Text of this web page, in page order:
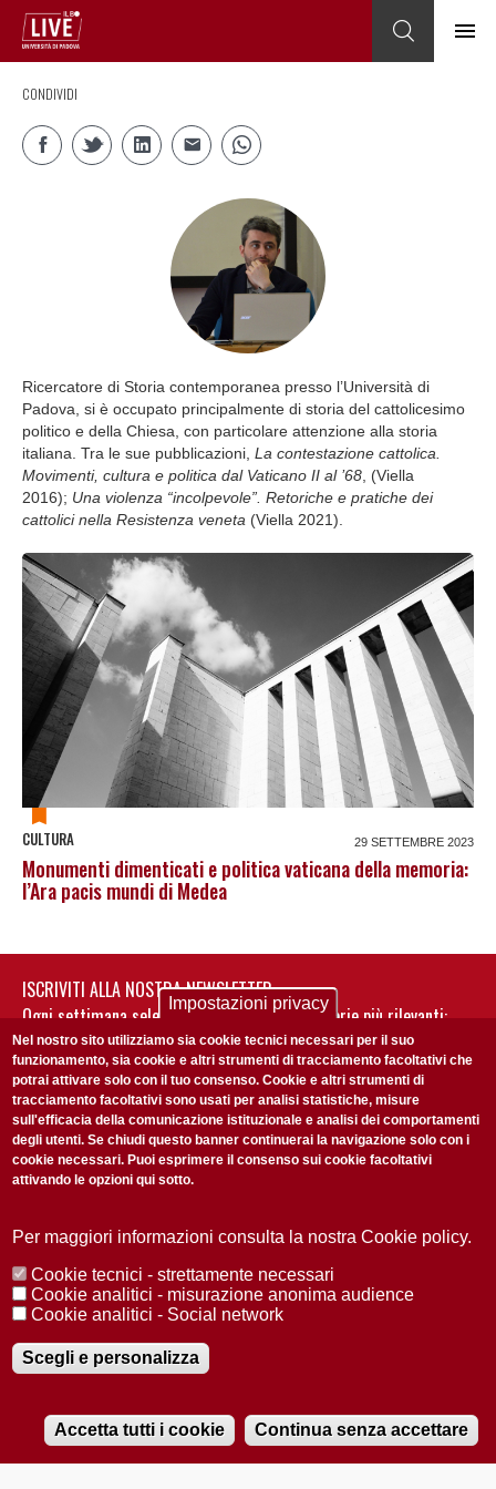
Audio
CONDIVIDI
Ricercatore di Storia contemporanea presso l’Università di
Padova, si è occupato principalmente di storia del cattolicesimo
politico e della Chiesa, con particolare attenzione alla storia
italiana. Tra le sue pubblicazioni, La contestazione cattolica.
Movimenti, cultura e politica dal Vaticano II al ’68 , (Viella
2016); Una violenza “incolpevole”. Retoriche e pratiche dei
cattolici nella Resistenza veneta (Viella 2021).
CULTURA 29 SETTEMBRE 2023
Monumenti dimenticati e politica vaticana della memoria:
l’Ara pacis mundi di Medea
ISCRIVITI ALLA NOSTRA NEWSLETTER
Ogni settimana selezioniamo per te nostre storie più rilevanti:
non perderti gli aggiornamenti della nostra newsletter
Accetto laPrivacy Policy
Redazione Copyright Privacy
Area stampa
© 2025 Università di Padova
Registrazione presso il Tribunale di Padova n. 2097/2012 del 18 giugno
2012
Impostazioni privacy
Nel nostro sito utilizziamo sia cookie tecnici necessari per il suo
funzionamento, sia cookie e altri strumenti di tracciamento facoltativi che
potrai attivare solo con il tuo consenso. Cookie e altri strumenti di
tracciamento facoltativi sono usati per analisi statistiche, misure
sull'efficacia della comunicazione istituzionale e analisi dei comportamenti
degli utenti. Se chiudi questo banner continuerai la navigazione solo con i
cookie necessari. Puoi esprimere il consenso sui cookie facoltativi
attivando le opzioni qui sotto.
Per maggiori informazioni consulta la nostra Cookie policy.
Cookie tecnici - strettamente necessari
Cookie analitici - misurazione anonima audience
Cookie analitici - Social network
Scegli e personalizza
Accetta tutti i cookie Continua senza accettare